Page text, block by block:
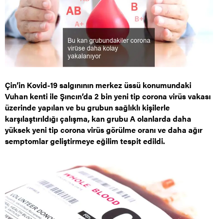
Çin’in Kovid-19 salgınının merkez üssü konumundaki
Vuhan kenti ile Şıncın’da 2 bin yeni tip corona virüs vakası
üzerinde yapılan ve bu grubun sağlıklı kişilerle
karşılaştırıldığı çalışma, kan grubu A olanlarda daha
yüksek yeni tip corona virüs görülme oranı ve daha ağır
semptomlar geliştirmeye eğilim tespit edildi.